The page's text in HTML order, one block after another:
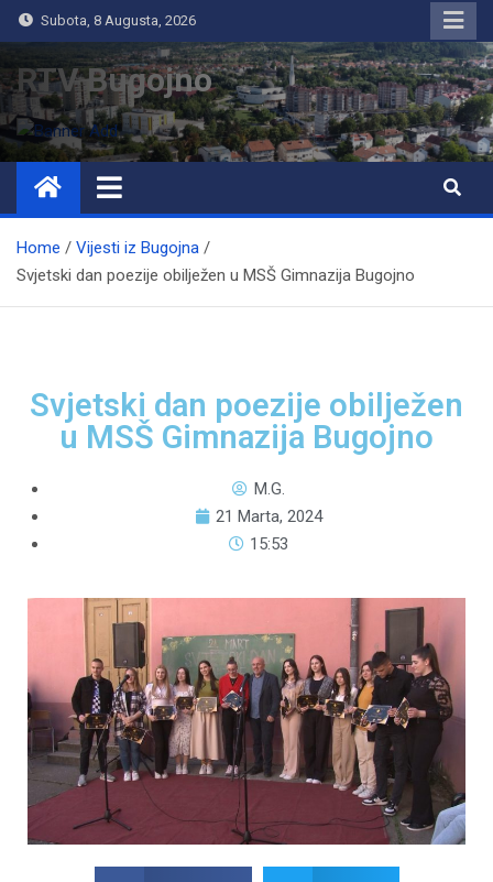
Subota, 8 Augusta, 2026
RTV Bugojno
Home
Vijesti iz Bugojna
Svjetski dan poezije obilježen u MSŠ Gimnazija Bugojno
Svjetski dan poezije obilježen
u MSŠ Gimnazija Bugojno
M.G.
21 Marta, 2024
15:53